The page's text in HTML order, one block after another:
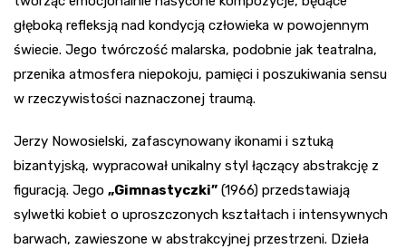
głęboką refleksją nad kondycją człowieka w powojennym
świecie. Jego twórczość malarska, podobnie jak teatralna,
przenika atmosfera niepokoju, pamięci i poszukiwania sensu
w rzeczywistości naznaczonej traumą.
Jerzy Nowosielski, zafascynowany ikonami i sztuką
bizantyjską, wypracował unikalny styl łączący abstrakcję z
figuracją. Jego „Gimnastyczki” (1966) przedstawiają
sylwetki kobiet o uproszczonych kształtach i intensywnych
barwach, zawieszone w abstrakcyjnej przestrzeni. Dzieła